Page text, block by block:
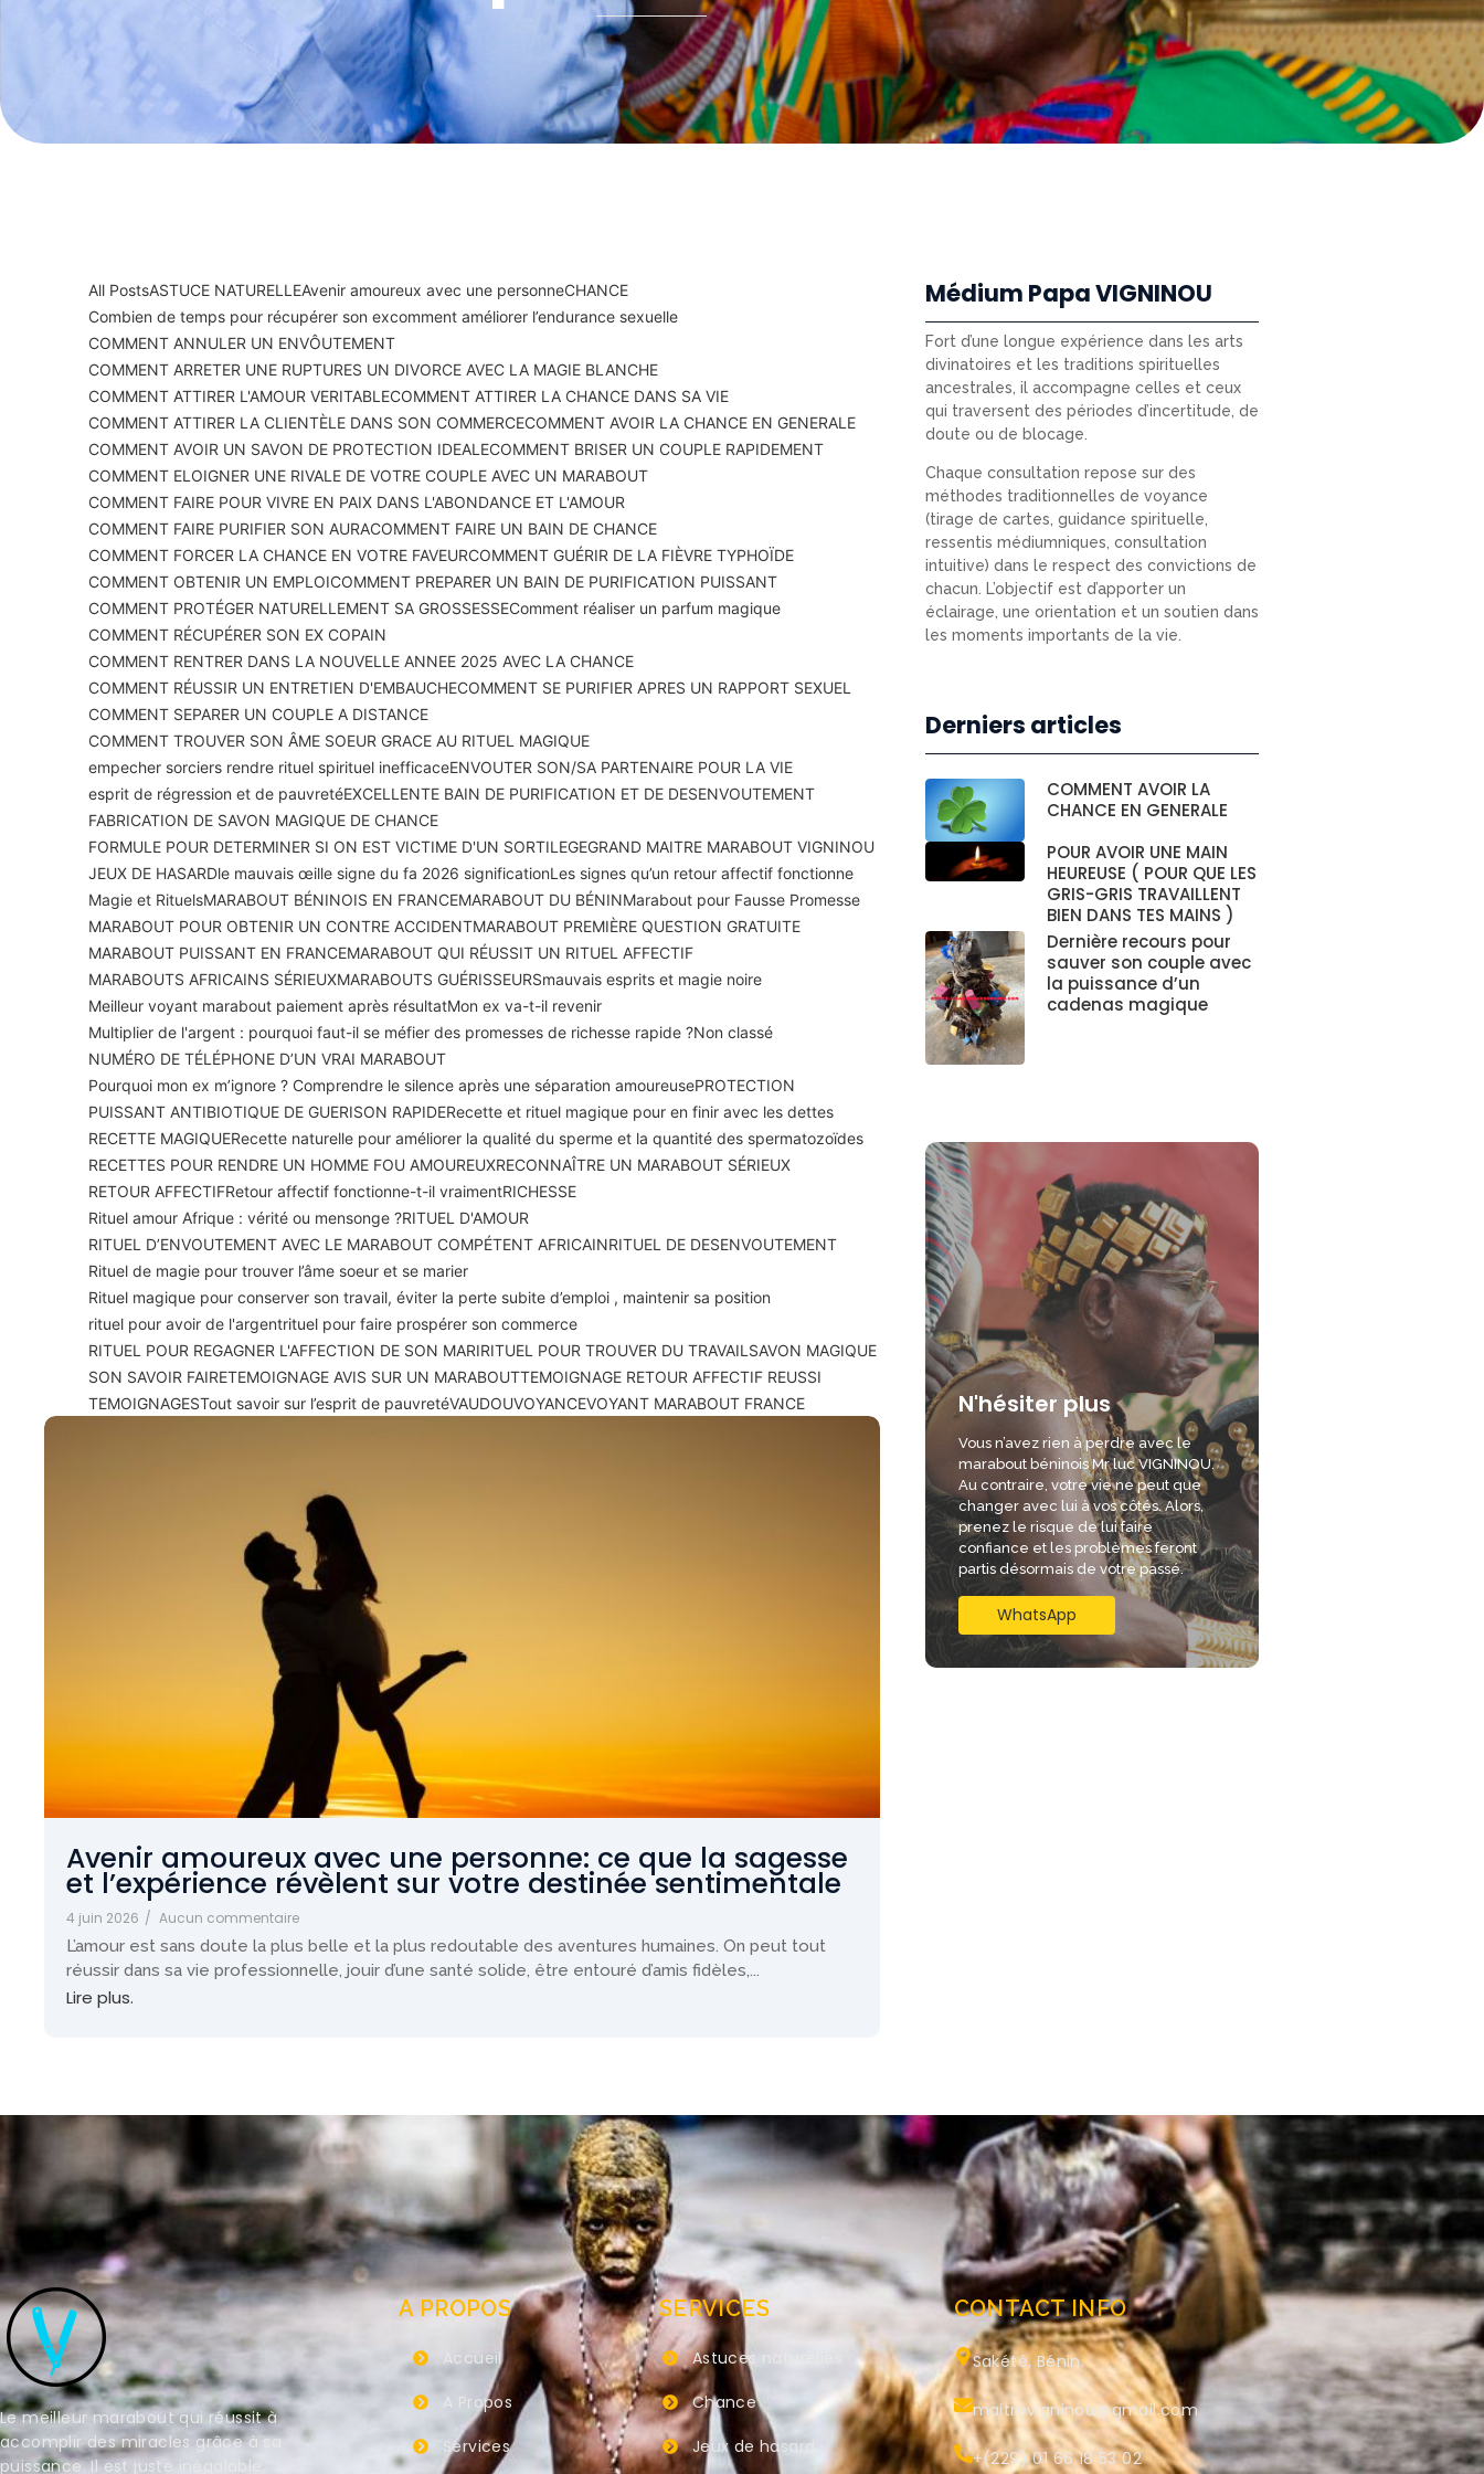
All PostsASTUCE NATURELLEAvenir amoureux avec une personneCHANCE
Combien de temps pour récupérer son excomment améliorer l’endurance sexuelle
COMMENT ANNULER UN ENVÔUTEMENT
COMMENT ARRETER UNE RUPTURES UN DIVORCE AVEC LA MAGIE BLANCHE
COMMENT ATTIRER L'AMOUR VERITABLECOMMENT ATTIRER LA CHANCE DANS SA VIE
COMMENT ATTIRER LA CLIENTÈLE DANS SON COMMERCECOMMENT AVOIR LA CHANCE EN GENERALE
COMMENT AVOIR UN SAVON DE PROTECTION IDEALECOMMENT BRISER UN COUPLE RAPIDEMENT
COMMENT ELOIGNER UNE RIVALE DE VOTRE COUPLE AVEC UN MARABOUT
COMMENT FAIRE POUR VIVRE EN PAIX DANS L'ABONDANCE ET L'AMOUR
COMMENT FAIRE PURIFIER SON AURACOMMENT FAIRE UN BAIN DE CHANCE
COMMENT FORCER LA CHANCE EN VOTRE FAVEURCOMMENT GUÉRIR DE LA FIÈVRE TYPHOÏDE
COMMENT OBTENIR UN EMPLOICOMMENT PREPARER UN BAIN DE PURIFICATION PUISSANT
COMMENT PROTÉGER NATURELLEMENT SA GROSSESSEComment réaliser un parfum magique
COMMENT RÉCUPÉRER SON EX COPAIN
COMMENT RENTRER DANS LA NOUVELLE ANNEE 2025 AVEC LA CHANCE
COMMENT RÉUSSIR UN ENTRETIEN D'EMBAUCHECOMMENT SE PURIFIER APRES UN RAPPORT SEXUEL
COMMENT SEPARER UN COUPLE A DISTANCE
COMMENT TROUVER SON ÂME SOEUR GRACE AU RITUEL MAGIQUE
empecher sorciers rendre rituel spirituel inefficaceENVOUTER SON/SA PARTENAIRE POUR LA VIE
esprit de régression et de pauvretéEXCELLENTE BAIN DE PURIFICATION ET DE DESENVOUTEMENT
FABRICATION DE SAVON MAGIQUE DE CHANCE
FORMULE POUR DETERMINER SI ON EST VICTIME D'UN SORTILEGEGRAND MAITRE MARABOUT VIGNINOU
JEUX DE HASARDle mauvais œille signe du fa 2026 significationLes signes qu’un retour affectif fonctionne
Magie et RituelsMARABOUT BÉNINOIS EN FRANCEMARABOUT DU BÉNINMarabout pour Fausse Promesse
MARABOUT POUR OBTENIR UN CONTRE ACCIDENTMARABOUT PREMIÈRE QUESTION GRATUITE
MARABOUT PUISSANT EN FRANCEMARABOUT QUI RÉUSSIT UN RITUEL AFFECTIF
MARABOUTS AFRICAINS SÉRIEUXMARABOUTS GUÉRISSEURSmauvais esprits et magie noire
Meilleur voyant marabout paiement après résultatMon ex va-t-il revenir
Multiplier de l'argent : pourquoi faut-il se méfier des promesses de richesse rapide ?Non classé
NUMÉRO DE TÉLÉPHONE D’UN VRAI MARABOUT
Pourquoi mon ex m’ignore ? Comprendre le silence après une séparation amoureusePROTECTION
PUISSANT ANTIBIOTIQUE DE GUERISON RAPIDERecette et rituel magique pour en finir avec les dettes
RECETTE MAGIQUERecette naturelle pour améliorer la qualité du sperme et la quantité des spermatozoïdes
RECETTES POUR RENDRE UN HOMME FOU AMOUREUXRECONNAÎTRE UN MARABOUT SÉRIEUX
RETOUR AFFECTIFRetour affectif fonctionne-t-il vraimentRICHESSE
Rituel amour Afrique : vérité ou mensonge ?RITUEL D'AMOUR
RITUEL D’ENVOUTEMENT AVEC LE MARABOUT COMPÉTENT AFRICAINRITUEL DE DESENVOUTEMENT
Rituel de magie pour trouver l’âme soeur et se marier
Rituel magique pour conserver son travail, éviter la perte subite d’emploi , maintenir sa position
rituel pour avoir de l'argentrituel pour faire prospérer son commerce
RITUEL POUR REGAGNER L'AFFECTION DE SON MARIRITUEL POUR TROUVER DU TRAVAIL SAVON MAGIQUE
SON SAVOIR FAIRETEMOIGNAGE AVIS SUR UN MARABOUTTEMOIGNAGE RETOUR AFFECTIF REUSSI
TEMOIGNAGESTout savoir sur l’esprit de pauvretéVAUDOUVOYANCEVOYANT MARABOUT FRANCE
Avenir amoureux avec une personne: ce que la sagesse
et l’expérience révèlent sur votre destinée sentimentale
4 juin 2026 / Aucun commentaire
L’amour est sans doute la plus belle et la plus redoutable des aventures humaines. On peut tout
réussir dans sa vie professionnelle, jouir d’une santé solide, être entouré d’amis fidèles,...
Lire plus.
Médium Papa VIGNINOU
Fort d’une longue expérience dans les arts
divinatoires et les traditions spirituelles
ancestrales, il accompagne celles et ceux
qui traversent des périodes d’incertitude, de
doute ou de blocage.
Chaque consultation repose sur des
méthodes traditionnelles de voyance
(tirage de cartes, guidance spirituelle,
ressentis médiumniques, consultation
intuitive) dans le respect des convictions de
chacun. L’objectif est d’apporter un
éclairage, une orientation et un soutien dans
les moments importants de la vie.
Derniers articles
COMMENT AVOIR LA
CHANCE EN GENERALE
POUR AVOIR UNE MAIN
HEUREUSE ( POUR QUE LES
GRIS-GRIS TRAVAILLENT
BIEN DANS TES MAINS )
Dernière recours pour
sauver son couple avec
la puissance d’un
cadenas magique
N'hésiter plus
Vous n’avez rien à perdre avec le
marabout béninois Mr luc VIGNINOU.
Au contraire, votre vie ne peut que
changer avec lui à vos côtés. Alors,
prenez le risque de lui faire
confiance et les problèmes feront
partis désormais de votre passé.
WhatsApp
Le meilleur marabout qui réussit à
accomplir des miracles grâce à sa
puissance. Il est juste inégalable.
A PROPOS
Accueil
A Propos
Services
SERVICES
Astuces naturelles
Chance
Jeux de hasard
CONTACT INFO
Sakété, Bénin.
maitrevigninou@gmail.com
+(229) 01 66 18 53 02